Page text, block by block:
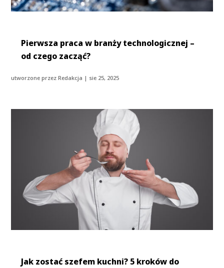
Pierwsza praca w branży technologicznej –
od czego zacząć?
utworzone przezRedakcja | sie 25, 2025
Jak zostać szefem kuchni? 5 kroków do